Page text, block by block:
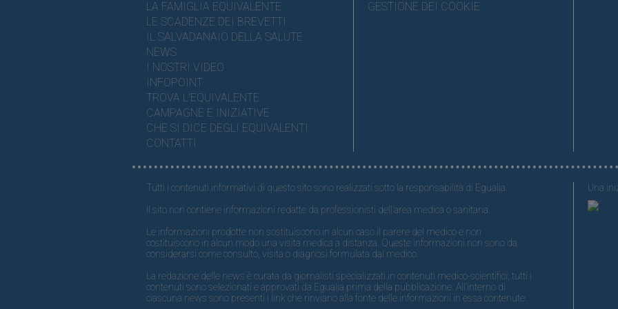
LA FAMIGLIA EQUIVALENTE
LE SCADENZE DEI BREVETTI
IL SALVADANAIO DELLA SALUTE
NEWS
I NOSTRI VIDEO
INFOPOINT
TROVA L'EQUIVALENTE
CAMPAGNE E INIZIATIVE
CHE SI DICE DEGLI EQUIVALENTI
CONTATTI
GESTIONE DEI COOKIE
Tutti i contenuti informativi di questo sito sono realizzati sotto la responsabilità di Egualia.
Il sito non contiene informazioni redatte da professionisti dell’area medica o sanitaria.
Le informazioni prodotte non sostituiscono in alcun caso il parere del medico e non
costituiscono in alcun modo una visita medica a distanza. Queste informazioni non sono da
considerarsi come consulto, visita o diagnosi formulata dal medico.
La redazione delle news è curata da giornalisti specializzati in contenuti medico-scientifici; tutti i
contenuti sono selezionati e approvati da Egualia prima della pubblicazione. All’interno di
ciascuna news sono presenti i link che rinviano alla fonte delle informazioni in essa contenute.
Una